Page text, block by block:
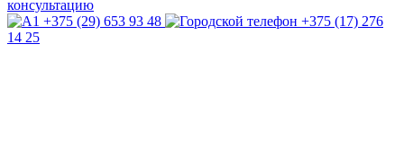
консультацию
+375 (29) 653 93 48
+375 (17) 276
14 25